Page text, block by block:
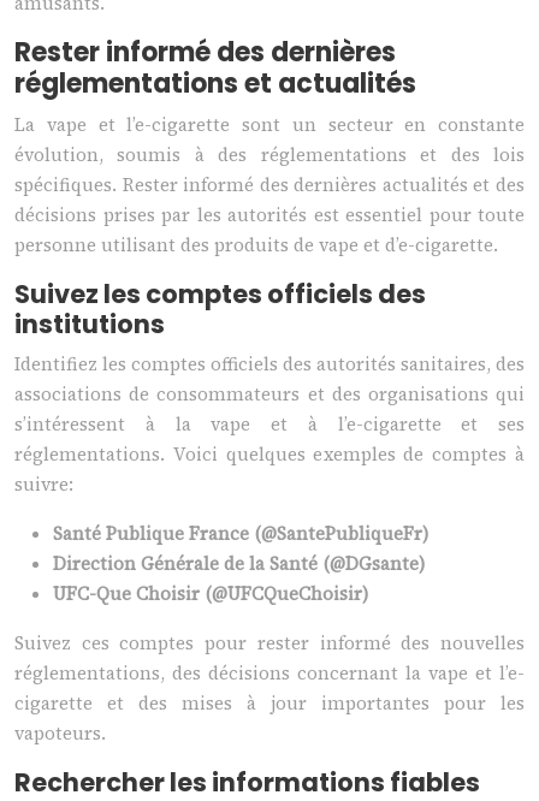
Rester informé des dernières
réglementations et actualités
La vape et l’e-cigarette sont un secteur en constante
évolution, soumis à des réglementations et des lois
spécifiques. Rester informé des dernières actualités et des
décisions prises par les autorités est essentiel pour toute
personne utilisant des produits de vape et d’e-cigarette.
Suivez les comptes officiels des
institutions
Identifiez les comptes officiels des autorités sanitaires, des
associations de consommateurs et des organisations qui
s’intéressent à la vape et à l’e-cigarette et ses
réglementations. Voici quelques exemples de comptes à
suivre:
Santé Publique France (@SantePubliqueFr)
Direction Générale de la Santé (@DGsante)
UFC-Que Choisir (@UFCQueChoisir)
Suivez ces comptes pour rester informé des nouvelles
réglementations, des décisions concernant la vape et l’e-
cigarette et des mises à jour importantes pour les
vapoteurs.
Rechercher les informations fiables